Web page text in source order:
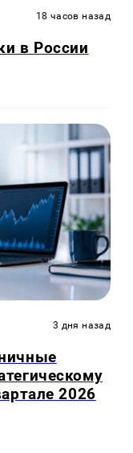
18 часов назад
в России
3 дня назад
2026